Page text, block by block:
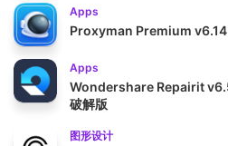
Apps
Proxyman Premium
Apps
Wondershare Repairit
破解版
图形设计